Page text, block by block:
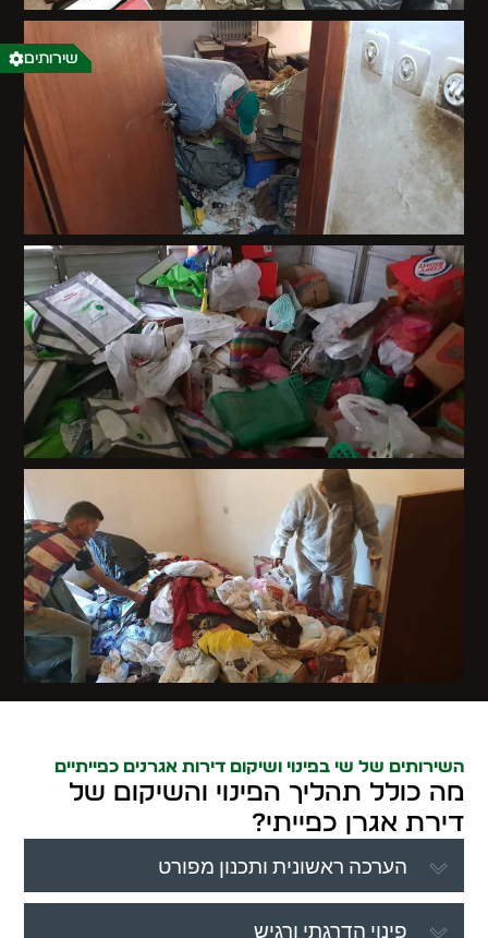
השירותים של שי בפינוי ושיקום דירות אגרנים כפייתיים
מה כולל תהליך הפינוי והשיקום של
דירת אגרן כפייתי?
הערכה ראשונית ותכנון מפורט
פינוי הדרגתי ורגיש
שירותים